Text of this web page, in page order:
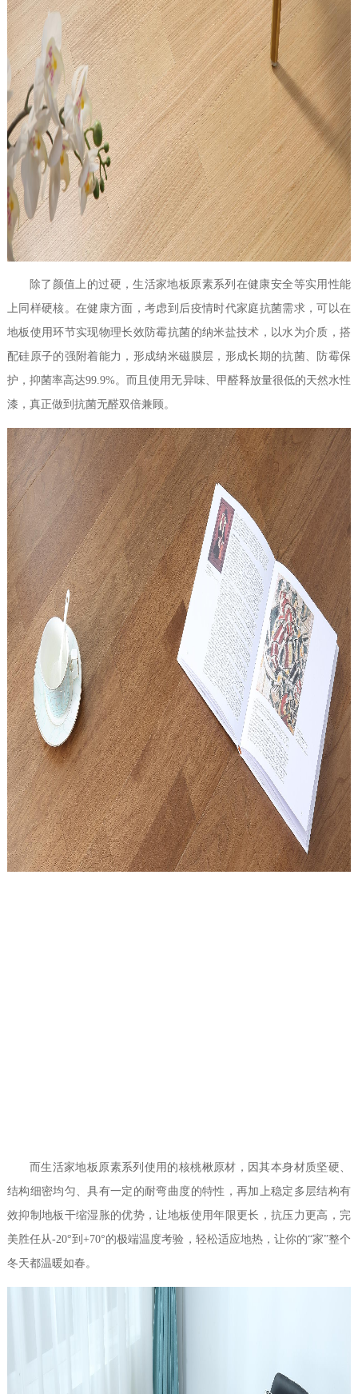
除了颜值上的过硬，生活家地板原素系列在健康安全等实用性能
上同样硬核。在健康方面，考虑到后疫情时代家庭抗菌需求，可以在
地板使用环节实现物理长效防霉抗菌的纳米盐技术，以水为介质，搭
配硅原子的强附着能力，形成纳米磁膜层，形成长期的抗菌、防霉保
护，抑菌率高达99.9%。而且使用无异味、甲醛释放量很低的天然水性
漆，真正做到抗菌无醛双倍兼顾。
而生活家地板原素系列使用的核桃楸原材，因其本身材质坚硬、
结构细密均匀、具有一定的耐弯曲度的特性，再加上稳定多层结构有
效抑制地板干缩湿胀的优势，让地板使用年限更长，抗压力更高，完
美胜任从-20°到+70°的极端温度考验 ，轻松适应地热，让你的“家”整个
冬天都温暖如春。